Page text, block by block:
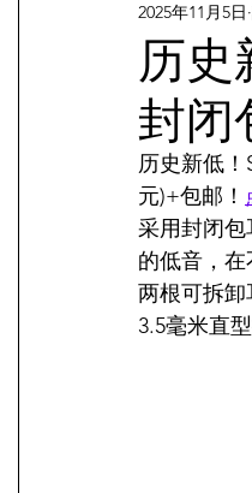
餐厅优惠Restaurant's
历史
封闭
2025年11月5日
历史新低
元)+包邮！
采用封闭
的低音，
两根可拆
3.5毫米直